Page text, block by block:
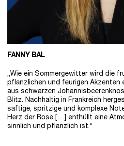
FANNY BAL
„Wie ein Sommergewitter wird die
pflanzlichen und feurigen Akzenten
aus schwarzen
Blitz. Nachhaltig in Frankreich
saftige, spritzige und komplexe
Herz der Rose […] enthüllt eine
sinnlich und pflanzlich ist.“